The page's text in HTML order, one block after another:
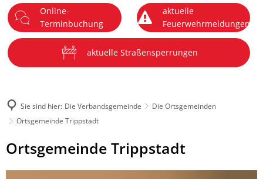
Menü
Online-
Terminbuchung
aktuelle
Feuerwehrmeldungen
aktuelle Straßensperrungen
Sie sind hier: Die Verbandsgemeinde
Die Ortsgemeinden
Ortsgemeinde Trippstadt
Ortsgemeinde
Trippstadt
Ortsgemeinde Trippstadt